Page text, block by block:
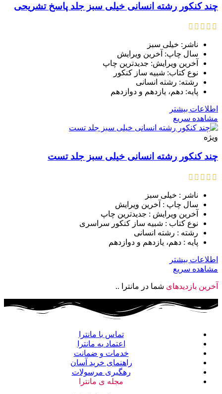
چند کنکور رشته انسانی خیلی سبز جلد پاسخ تشریحی
ناشر: خیلی سبز
سال چاپ: آخرین ویرایش
آخرین ویرایش: جدیدترین چاپ
نوع کتاب: شبیه ساز کنکور
رشته: رشته انسانی
پایه: دهم، یازدهم و دوازدهم
اطلاعات بیشتر
مشاهده سریع
ویژه
چند کنکور رشته انسانی خیلی سبز جلد تست
ناشر : خیلی سبز
سال چاپ : آخرین ویرایش
آخرین ویرایش : جدیدترین چاپ
نوع کتاب : شبیه ساز کنکور سراسری
رشته : رشته انسانی
پایه : دهم، یازدهم و دوازدهم
اطلاعات بیشتر
مشاهده سریع
آخرین بازدیدهای شما در مانترا ..
تماس با مانترا
اعتماد به مانترا
خدمات و ضمانت
راهنمای خرید آسان
رهگیری مرسولات
مجله ی مانترا